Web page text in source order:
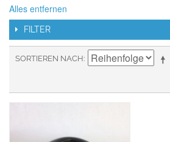
Alles entfernen
FILTER
SORTIEREN NACH